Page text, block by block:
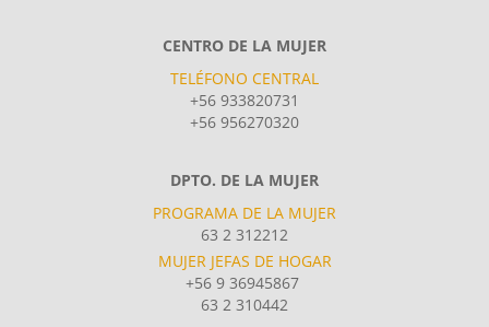
CENTRO DE LA MUJER
TELÉFONO CENTRAL
+56 933820731
+56 956270320
DPTO. DE LA MUJER
PROGRAMA DE LA MUJER
63 2 312212
MUJER JEFAS DE HOGAR
+56 9 36945867
63 2 310442